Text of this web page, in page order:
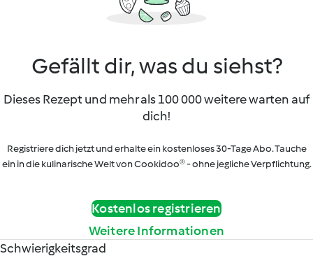
Gefällt dir, was du siehst?
Dieses Rezept und mehr als 100 000 weitere warten auf
dich!
Registriere dich jetzt und erhalte ein kostenloses 30-Tage Abo. Tauche
ein in die kulinarische Welt von Cookidoo® - ohne jegliche Verpflichtung.
Kostenlos registrieren
Weitere Informationen
Schwierigkeitsgrad